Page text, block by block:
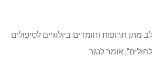
מתן תרופות וחומרים ביולוגיים לטיפולים
אומר לנגר.